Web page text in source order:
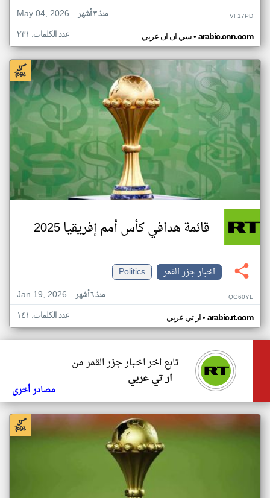
May 04, 2026
منذ ٣ أشهر VF17PD
سي ان ان عربي• arabic.cnn.com عدد الكلمات: ٢٣١
قائمة هدافي كأس أمم إفريقيا 2025
اخبار جزر القمر
Politics
Jan 19, 2026
منذ ٦ أشهر QG60YL
ار تي عربي• arabic.rt.com عدد الكلمات: ١٤١
تابع اخر اخبار جزر القمر من
ار تي عربي
مصادر أخرى